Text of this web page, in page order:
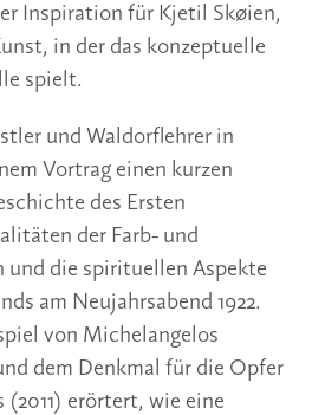
Inspiration für Kjetil Skøien,
in der das konzeptuelle
spielt.
und Waldorflehrer in
Vortrag einen kurzen
des Ersten
der Farb- und
und die spirituellen Aspekte
am Neujahrsabend 1922.
von Michelangelos
dem Denkmal für die Opfer
(2011) erörtert, wie eine